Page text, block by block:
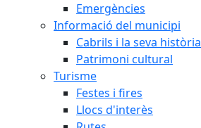
Emergències
Informació del municipi
Cabrils i la seva història
Patrimoni cultural
Turisme
Festes i fires
Llocs d'interès